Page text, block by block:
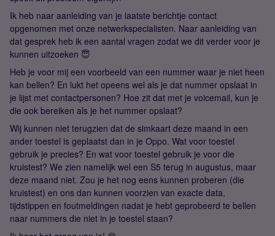
Ik heb naar aanleiding van je laatste berichtje contact
opgenomen met onze netwerkspecialisten. Naar aanleiding van
dat gesprek heb ik een aantal vragen zodat we dit verder voor je
kunnen uitzoeken 😇
Heb je voor mij een voorbeeld van een nummer waar je niet heen
kan bellen? En lukt het opeens wel als je dat nummer opslaat in
je lijst met contactpersonen? Hoe zit dat met je voicemail, kun je
die ook bereiken als je het nummer opslaat?
Wij kunnen niet terugzien dat de simkaart deze maand in een
ander toestel is geplaatst dan in je Oppo. Wat voor toestel
gebruik je precies? En wat voor toestel gebruik je voor die
kruistest? We zien namelijk wel een S5 terug in augustus, maar
deze maand niet. Zou je het nog eens kunnen proberen (die
kruistest) en ons dan kunnen voorzien van exacte data,
tijdstippen en foutmeldingen nadat je hebt geprobeerd te bellen
naar nummers die niet in je toestel staan?